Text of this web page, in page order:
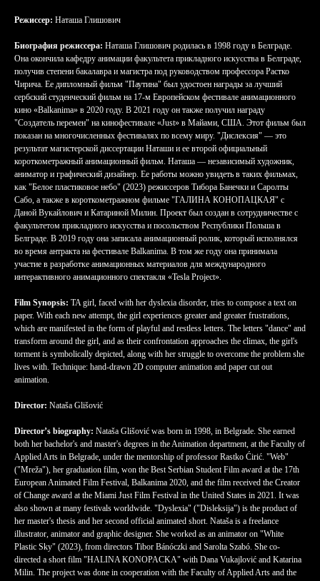
Режиссер: Наташа Глишович
Биография режиссера: Наташа Глишович родилась в 1998 году в Белграде.
Она окончила кафедру анимации факультета прикладного искусства в Белграде,
получив степени бакалавра и магистра под руководством профессора Растко
Чирича. Ее дипломный фильм "Паутина" был удостоен награды за лучший
сербский студенческий фильм на 17-м Европейском фестивале анимационного
кино «Balkanima» в 2020 году. В 2021 году он также получил награду
"Создатель перемен" на кинофестивале «Just» в Майами, США. Этот фильм был
показан на многочисленных фестивалях по всему миру. "Дислексия" — это
результат магистерской диссертации Наташи и ее второй официальный
короткометражный анимационный фильм. Наташа — независимый художник,
аниматор и графический дизайнер. Ее работы можно увидеть в таких фильмах,
как "Белое пластиковое небо" (2023) режиссеров Тибора Банечки и Саролты
Сабо, а также в короткометражном фильме "ГАЛИНА КОНОПАЦКАЯ" с
Даной Вукайлович и Катариной Милин. Проект был создан в сотрудничестве с
факультетом прикладного искусства и посольством Республики Польша в
Белграде. В 2019 году она записала анимационный ролик, который исполнялся
во время антракта на фестивале Balkanima. В том же году она принимала
участие в разработке анимационных материалов для международного
интерактивного анимационного спектакля «Tesla Project».
Film Synopsis: TA girl, faced with her dyslexia disorder, tries to compose a text on
paper. With each new attempt, the girl experiences greater and greater frustrations,
which are manifested in the form of playful and restless letters. The letters "dance" and
transform around the girl, and as their confrontation approaches the climax, the girl's
torment is symbolically depicted, along with her struggle to overcome the problem she
lives with. Technique: hand-drawn 2D computer animation and paper cut out
animation.
Director: Nataša Glišović
Director’s biography: Nataša Glišović was born in 1998, in Belgrade. She earned
both her bachelor's and master's degrees in the Animation department, at the Faculty of
Applied Arts in Belgrade, under the mentorship of professor Rastko Ćirić. "Web"
("Mreža"), her graduation film, won the Best Serbian Student Film award at the 17th
European Animated Film Festival, Balkanima 2020, and the film received the Creator
of Change award at the Miami Just Film Festival in the United States in 2021. It was
also shown at many festivals worldwide. "Dyslexia" ("Disleksija") is the product of
her master's thesis and her second official animated short. Nataša is a freelance
illustrator, animator and graphic designer. She worked as an animator on "White
Plastic Sky" (2023), from directors Tibor Bánóczki and Sarolta Szabó. She co-
directed a short film "HALINA KONOPACKA" with Dana Vukajlović and Katarina
Milin. The project was done in cooperation with the Faculty of Applied Arts and the